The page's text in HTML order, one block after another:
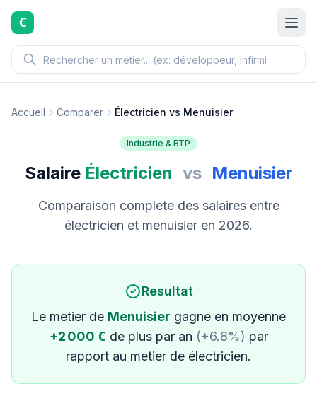
Aller au contenu principal
€
Accueil Comparer Électricien vs Menuisier
Industrie & BTP
Salaire Électricien vs Menuisier
Comparaison complete des salaires entre
électricien et menuisier en 2026.
Resultat
Le metier de Menuisier gagne en moyenne
+2 000 € de plus par an (+6.8%) par
rapport au metier de électricien.